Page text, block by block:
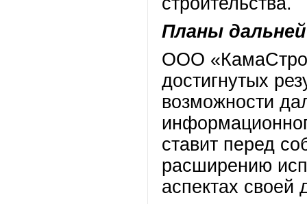
Планы
ООО
достигнутых
возможности
ставит перед
расширению
аспектах своей